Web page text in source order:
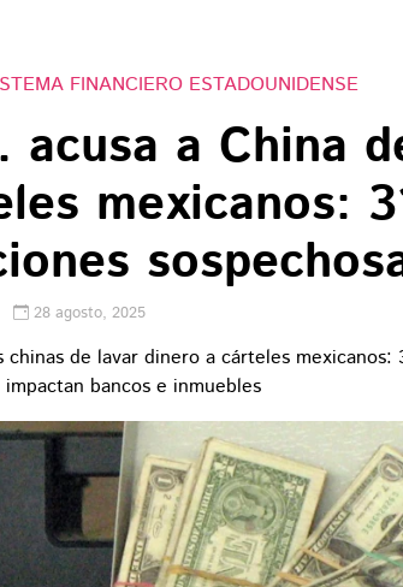
FINANCIERO ESTADOUNIDENSE
acusa a China
mexicanos:
28 agosto, 2025
chinas de lavar dinero a cárteles
impactan bancos e inmuebles